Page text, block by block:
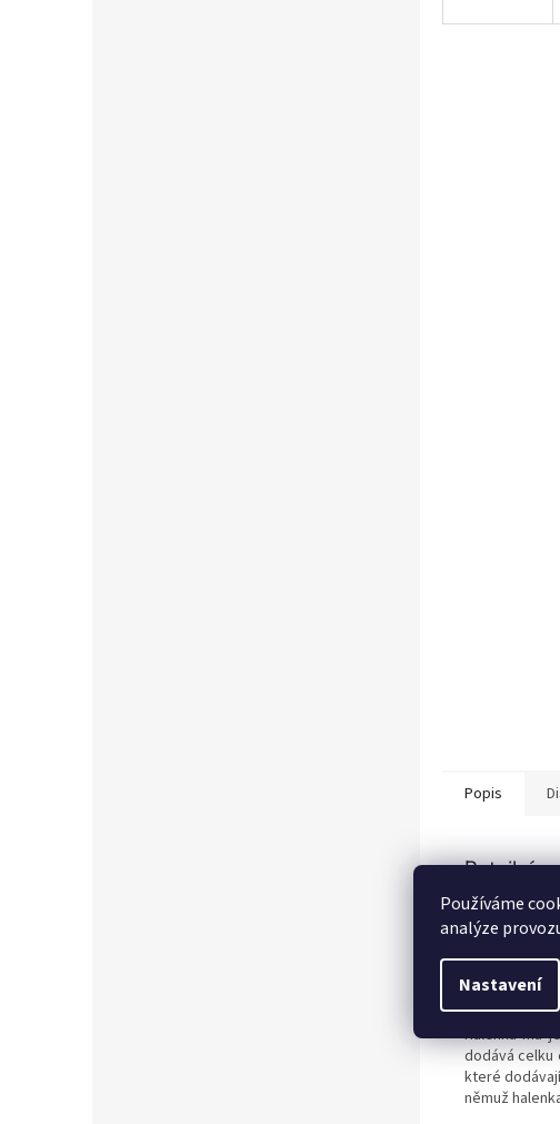
Používáme
analýze
Nastavení
Popis
Detailní
Elegantní a
čemuž je
svobodu
Halenka má
dodává celku
které
němuž